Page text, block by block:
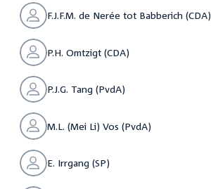
F.J.F.M. de Nerée tot Babberich (CDA)
P.H. Omtzigt (CDA)
P.J.G. Tang (PvdA)
M.L. (Mei Li) Vos (PvdA)
E. Irrgang (SP)